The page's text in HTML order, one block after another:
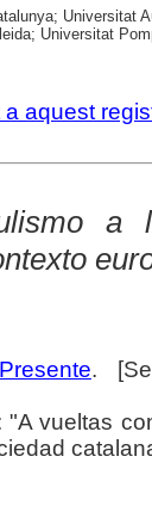
Universitat
Universitat
aquest
.
"A vueltas